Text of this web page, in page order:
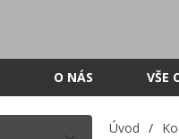
O NÁS VŠE
Úvod /